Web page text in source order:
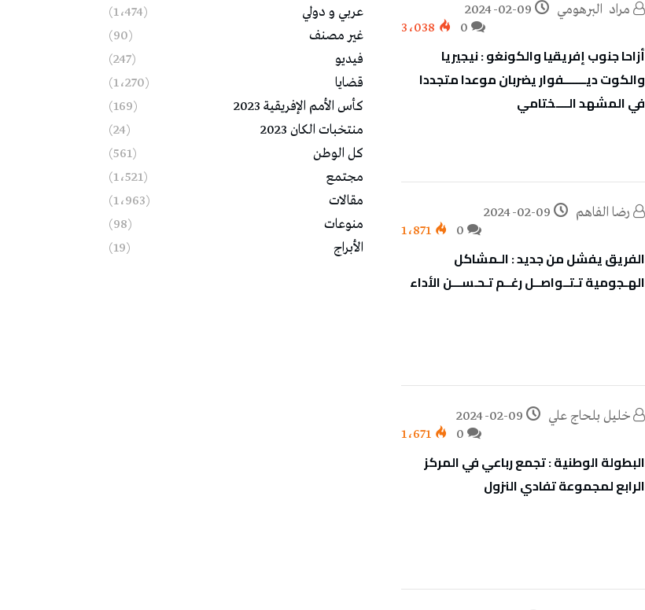
مراد‭ ‬ البرهومي
2024-02-09
3٬038
أزاحا جنوب إفريقيا والكونغو : نيجيريا
والكوت ديـــــــفوار يضربان موعدا متجددا
في المشهد الــــختامي
رضا الفاهم
2024-02-09
1٬871
الفريق يفشل من جديد : الـمشاكل
الهـجومية تـتــواصــل رغــم تـحـســـن الأداء
خليل‭ ‬بلحاج‭ ‬علي
2024-02-09
1٬671
البطولة الوطنية : تجمع رباعي في المركز
الرابع لمجموعة تفادي النزول
عربي و دولي
(1٬474)
غير مصنف
(90)
فيديو
(247)
قضايا
(1٬270)
كأس الأمم الإفريقية 2023
(169)
منتخبات الكان 2023
(24)
كل الوطن
(561)
مجتمع
(1٬521)
مقالات
(1٬963)
منوعات
(98)
الأبراج
(19)